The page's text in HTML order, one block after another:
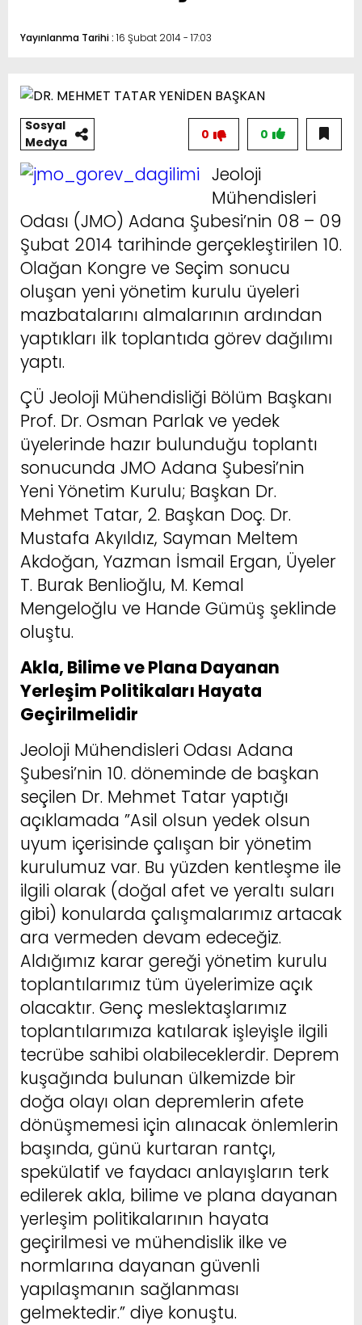
Yayınlanma Tarihi : 16 Şubat 2014 - 17:03
Sosyal
Medya
0
0
Jeoloji
Mühendisleri
Odası (JMO) Adana Şubesi’nin 08 – 09
Şubat 2014 tarihinde gerçekleştirilen 10.
Olağan Kongre ve Seçim sonucu
oluşan yeni yönetim kurulu üyeleri
mazbatalarını almalarının ardından
yaptıkları ilk toplantıda görev dağılımı
yaptı.
ÇÜ Jeoloji Mühendisliği Bölüm Başkanı
Prof. Dr. Osman Parlak ve yedek
üyelerinde hazır bulunduğu toplantı
sonucunda JMO Adana Şubesi’nin
Yeni Yönetim Kurulu; Başkan Dr.
Mehmet Tatar, 2. Başkan Doç. Dr.
Mustafa Akyıldız, Sayman Meltem
Akdoğan, Yazman İsmail Ergan, Üyeler
T. Burak Benlioğlu, M. Kemal
Mengeloğlu ve Hande Gümüş şeklinde
oluştu.
Akla, Bilime ve Plana Dayanan
Yerleşim Politikaları Hayata
Geçirilmelidir
Jeoloji Mühendisleri Odası Adana
Şubesi’nin 10. döneminde de başkan
seçilen Dr. Mehmet Tatar yaptığı
açıklamada ”Asil olsun yedek olsun
uyum içerisinde çalışan bir yönetim
kurulumuz var. Bu yüzden kentleşme ile
ilgili olarak (doğal afet ve yeraltı suları
gibi) konularda çalışmalarımız artacak
ara vermeden devam edeceğiz.
Aldığımız karar gereği yönetim kurulu
toplantılarımız tüm üyelerimize açık
olacaktır. Genç meslektaşlarımız
toplantılarımıza katılarak işleyişle ilgili
tecrübe sahibi olabileceklerdir. Deprem
kuşağında bulunan ülkemizde bir
doğa olayı olan depremlerin afete
dönüşmemesi için alınacak önlemlerin
başında, günü kurtaran rantçı,
spekülatif ve faydacı anlayışların terk
edilerek akla, bilime ve plana dayanan
yerleşim politikalarının hayata
geçirilmesi ve mühendislik ilke ve
normlarına dayanan güvenli
yapılaşmanın sağlanması
gelmektedir.” diye konuştu.